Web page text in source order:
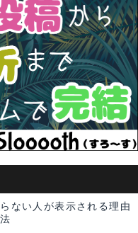
ない人が表示される理由